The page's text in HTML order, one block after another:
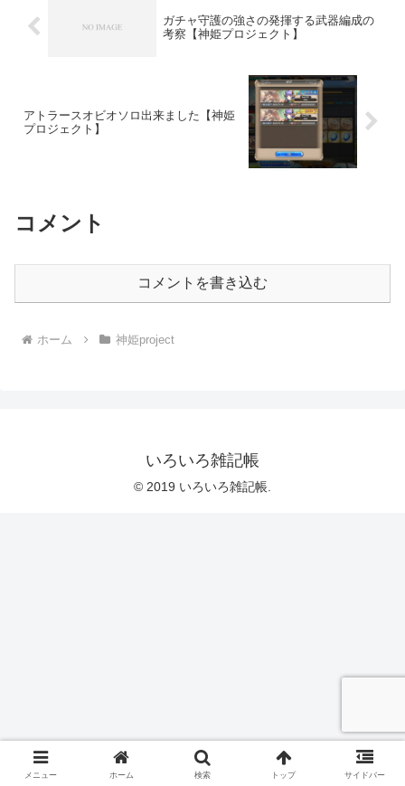
ガチャ守護の強さの発揮する武器編成の
考察【神姫プロジェクト】
アトラースオビオソロ出来ました【神姫
プロジェクト】
コメント
コメントを書き込む
ホーム 神姫project
いろいろ雑記帳
© 2019 いろいろ雑記帳.
メニュー ホーム 検索 トップ サイドバー